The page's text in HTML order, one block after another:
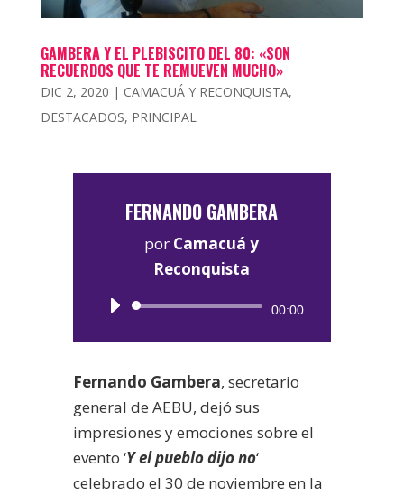
GAMBERA Y EL PLEBISCITO DEL 80: «SON
RECUERDOS QUE TE REMUEVEN MUCHO»
DIC 2, 2020 | CAMACUÁ Y RECONQUISTA,
DESTACADOS, PRINCIPAL
FERNANDO GAMBERA
por Camacuá y
Reconquista
Reproductor
00:00
Fernando Gambera, secretario
general de AEBU, dejó sus
impresiones y emociones sobre el
evento ‘Y el pueblo dijo no‘
celebrado el 30 de noviembre en la